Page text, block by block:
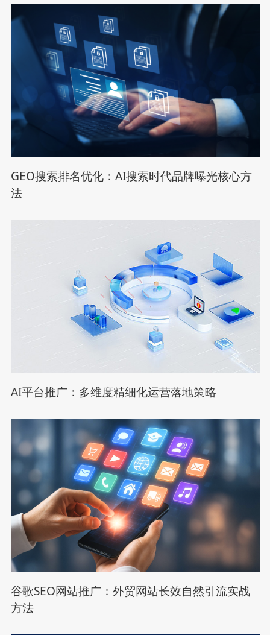
GEO搜索排名优化：AI搜索时代品牌曝光核心方
法
AI平台推广：多维度精细化运营落地策略
谷歌SEO网站推广：外贸网站长效自然引流实战
方法